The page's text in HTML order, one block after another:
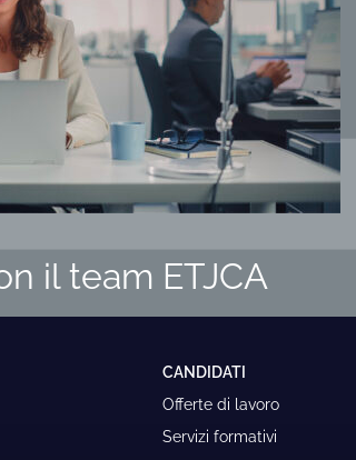
il team ETJCA
CANDIDATI
Offerte di lavoro
Servizi formativi